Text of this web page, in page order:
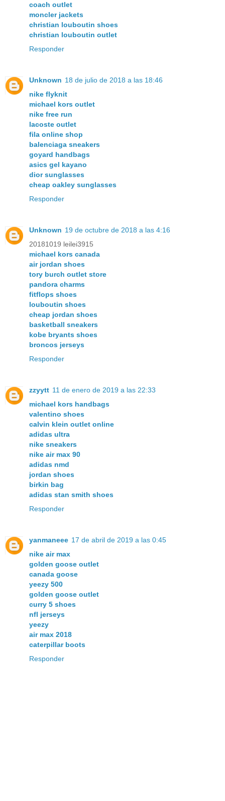
coach outlet
moncler jackets
christian louboutin shoes
christian louboutin outlet
Responder
Unknown 18 de julio de 2018 a las 18:46
nike flyknit
michael kors outlet
nike free run
lacoste outlet
fila online shop
balenciaga sneakers
goyard handbags
asics gel kayano
dior sunglasses
cheap oakley sunglasses
Responder
Unknown 19 de octubre de 2018 a las 4:16
20181019 leilei3915
michael kors canada
air jordan shoes
tory burch outlet store
pandora charms
fitflops shoes
louboutin shoes
cheap jordan shoes
basketball sneakers
kobe bryants shoes
broncos jerseys
Responder
zzyytt 11 de enero de 2019 a las 22:33
michael kors handbags
valentino shoes
calvin klein outlet online
adidas ultra
nike sneakers
nike air max 90
adidas nmd
jordan shoes
birkin bag
adidas stan smith shoes
Responder
yanmaneee 17 de abril de 2019 a las 0:45
nike air max
golden goose outlet
canada goose
yeezy 500
golden goose outlet
curry 5 shoes
nfl jerseys
yeezy
air max 2018
caterpillar boots
Responder